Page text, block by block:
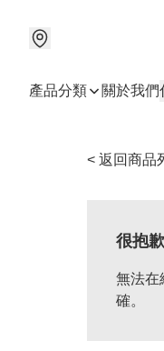
產品分類 關於我們
< 返回商品
很抱歉
無法在
確。